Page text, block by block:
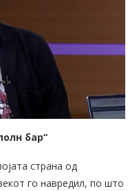
бар“
страна од
го навредил, по што